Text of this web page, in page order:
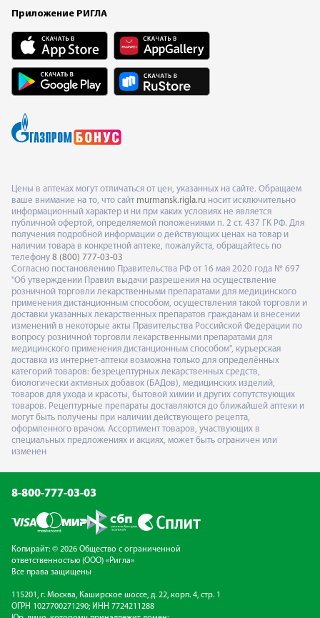
Приложение РИГЛА
Цены в аптеках могут отличаться от цен, указанных на сайте. Обращаем
ваше внимание на то, что сайт murmansk.rigla.ru носит исключительно
информационный характер и ни при каких условиях не является
публичной офертой, определяемой положениями п. 2 ст. 437 ГК РФ. Для
получения подробной информации о действующих ценах на товар и
наличии товара в конкретной аптеке, пожалуйста, обращайтесь по
телефону 8 (800) 777-03-03
Согласно постановлению Правительства РФ от 16 мая 2020 года № 697
"Об утверждении Правил выдачи разрешения на осуществление
розничной торговли лекарственными препаратами для медицинского
применения дистанционным способом, осуществления такой торговли и
доставки указанных лекарственных препаратов гражданам и внесении
изменений в некоторые акты Правительства Российской Федерации по
вопросу розничной торговли лекарственными препаратами для
медицинского применения дистанционным способом", курьерская
доставка из интернет-аптеки возможна только для определённых
категорий товаров: безрецептурных лекарственных средств,
биологически активных добавок (БАДов), медицинских изделий,
товаров для ухода и красоты, бытовой химии и других сопутствующих
товаров. Рецептурные препараты доставляются до ближайшей аптеки и
могут быть получены при наличии действующего рецепта,
оформленного врачом. Ассортимент товаров, участвующих в
специальных предложениях и акциях, может быть ограничен или
изменен
8-800-777-03-03
Копирайт: © 2026 Общество с ограниченной
ответственностью (ООО) «Ригла»
Все права защищены
115201, г. Москва, Каширское шоссе, д. 22, корп. 4, стр. 1
ОГРН 1027700271290; ИНН 7724211288